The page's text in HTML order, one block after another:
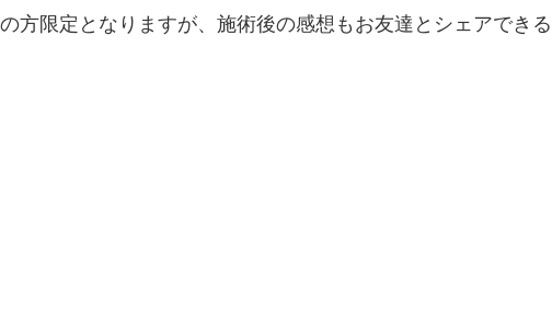
方限定となりますが、施術後の感想もお友達とシェアできる